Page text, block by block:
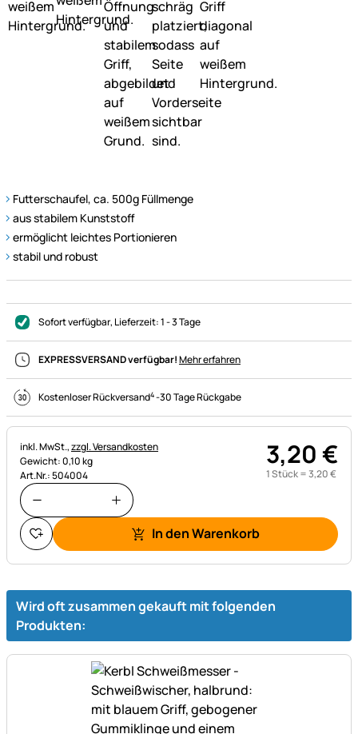
Futterschaufel, ca. 500g Füllmenge
aus stabilem Kunststoff
ermöglicht leichtes Portionieren
stabil und robust
Sofort verfügbar, Lieferzeit:1 - 3 Tage
EXPRESSVERSAND verfügbar!Mehr erfahren
Kostenloser Rückversand4-30 Tage Rückgabe
Steuerhinweis:
inkl. MwSt.,zzgl. Versandkosten
Gewicht: 0,10 kg
Art.Nr.: 504004
3,20€
1 Stück =3,20€
In den Warenkorb
Wird oft zusammen gekauft mit folgenden
Produkten: